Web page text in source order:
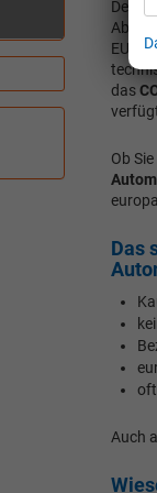
Der
EU
das
Ob
Das
oft
Auch